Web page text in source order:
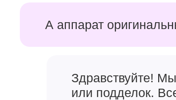
А аппарат
Здравствуйте!
или подделок.